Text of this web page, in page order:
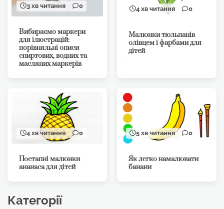
3 хв читання 0
Вибираємо маркери
для ілюстрацій:
порівняльні описи
спиртових, водних та
масляних маркерів
4 хв читання 0
Малюнки тюльпанів
олівцем і фарбами для
дітей
4 хв читання 0
Поетапні малюнки
ананаса для дітей
5 хв читання 0
Як легко намалювати
банани
Категорії